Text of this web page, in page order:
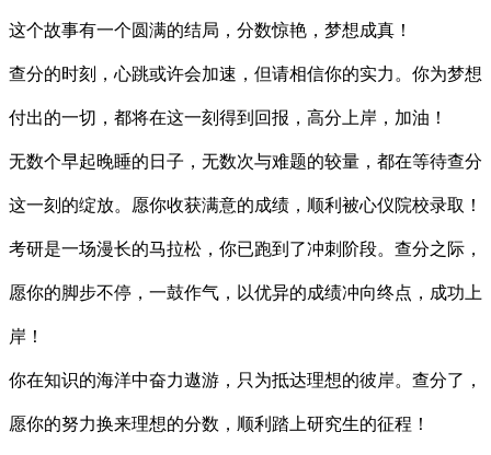
这个故事有一个圆满的结局，分数惊艳，梦想成真！
查分的时刻，心跳或许会加速，但请相信你的实力。你为梦想
付出的一切，都将在这一刻得到回报，高分上岸，加油！
无数个早起晚睡的日子，无数次与难题的较量，都在等待查分
这一刻的绽放。愿你收获满意的成绩，顺利被心仪院校录取！
考研是一场漫长的马拉松，你已跑到了冲刺阶段。查分之际，
愿你的脚步不停，一鼓作气，以优异的成绩冲向终点，成功上
岸！
你在知识的海洋中奋力遨游，只为抵达理想的彼岸。查分了，
愿你的努力换来理想的分数，顺利踏上研究生的征程！